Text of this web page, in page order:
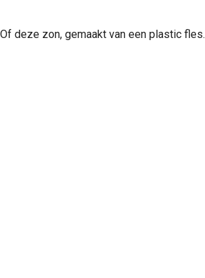
Of deze zon, gemaakt van een plastic fles.